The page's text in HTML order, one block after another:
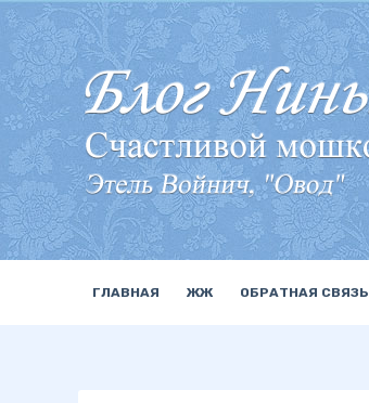
П
е
р
е
й
т
и
к
с
ГЛАВНАЯ ЖЖ ОБРАТНАЯ СВЯЗЬ